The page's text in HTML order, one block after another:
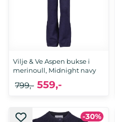
Vilje & Ve Aspen bukse i
merinoull, Midnight navy
559,-
799,-
-30%